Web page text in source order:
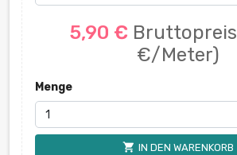
5,90 € Bruttopreis
€/Meter)
Menge
shopping_cart IN DEN WARENKORB